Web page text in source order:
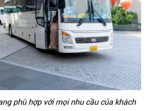
phù hợp với mọi nhu cầu của khách